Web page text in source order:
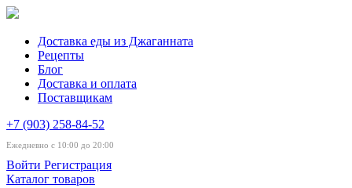
Доставка еды из Джаганната
Рецепты
Блог
Доставка и оплата
Поставщикам
+7 (903) 258-84-52
Ежедневно с 10:00 до 20:00
Войти Регистрация
Каталог товаров